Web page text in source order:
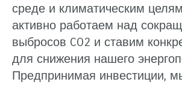
среде и климатическим
активно работаем над
выбросов CO2 и ставим
для снижения нашего
Предпринимая инвестиции,